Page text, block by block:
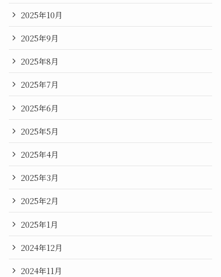
2025年10月
2025年9月
2025年8月
2025年7月
2025年6月
2025年5月
2025年4月
2025年3月
2025年2月
2025年1月
2024年12月
2024年11月